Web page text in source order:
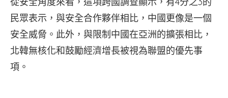
民眾表示，與安全合作夥伴相比，中國更像是一個
安全威脅。此外，與限制中國在亞洲的擴張相比，
北韓無核化和鼓勵經濟增長被視為聯盟的優先事
項。